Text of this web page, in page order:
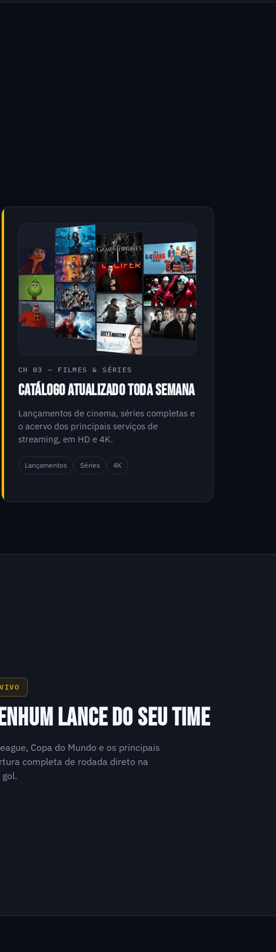
CH 03 — FILMES & SÉRIES
CATÁLOGO ATUALIZADO TODA SEMANA
Lançamentos de cinema, séries completas e
o acervo dos principais serviços de
streaming, em HD e 4K.
Lançamentos Séries 4K
LANCE DO SEU TIME
Copa do Mundo e os principais
completa de rodada direto na